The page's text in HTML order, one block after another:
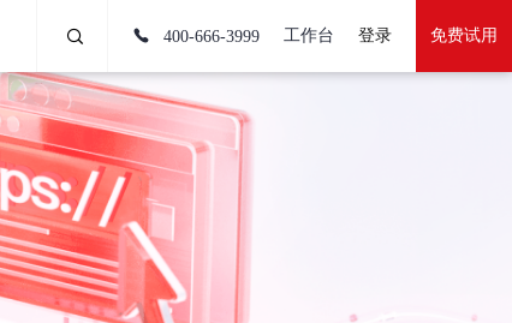
400-666-3999 工作台 登录 免费试用